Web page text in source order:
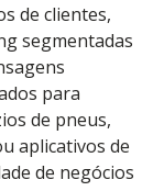
de clientes,
segmentadas
para
de pneus,
aplicativos de
de negócios